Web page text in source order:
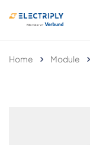
Home Module